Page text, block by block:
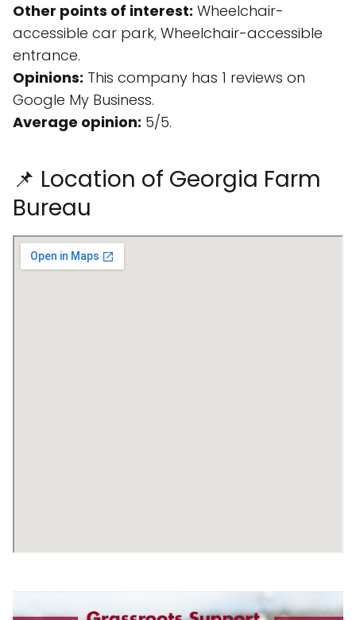
Other points of interest: Wheelchair-
accessible car park, Wheelchair-accessible
entrance.
Opinions: This company has 1 reviews on
Google My Business.
Average opinion: 5/5.
📌 Location of Georgia Farm
Bureau